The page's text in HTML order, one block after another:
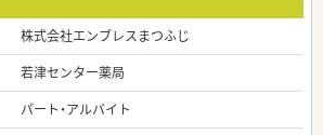
株式会社エンブレスまつふじ
若津センター薬局
パート・アルバイト